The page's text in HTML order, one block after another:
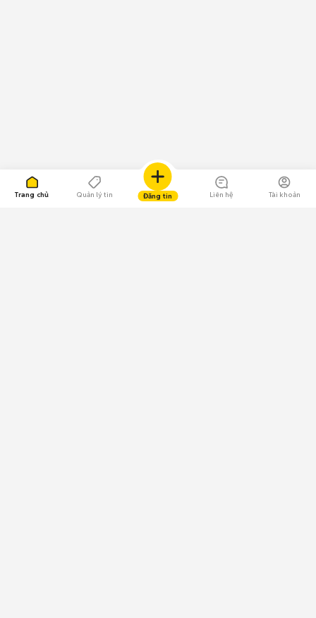
Trang chủ Quản lý tin Đăng tin Liên hệ Tài khoản